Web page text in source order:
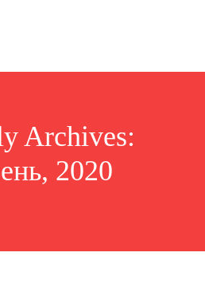
Archives:
2020